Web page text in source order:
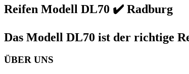
Reifen Modell DL70 ✔️ Radburg
Das Modell DL70 ist der richtige
ÜBER UNS